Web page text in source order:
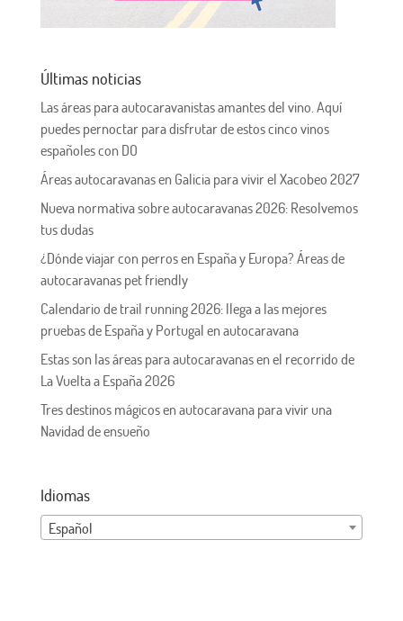
Últimas noticias
Las áreas para autocaravanistas amantes del vino. Aquí
puedes pernoctar para disfrutar de estos cinco vinos
españoles con DO
Áreas autocaravanas en Galicia para vivir el Xacobeo 2027
Nueva normativa sobre autocaravanas 2026: Resolvemos
tus dudas
¿Dónde viajar con perros en España y Europa? Áreas de
autocaravanas pet friendly
Calendario de trail running 2026: llega a las mejores
pruebas de España y Portugal en autocaravana
Estas son las áreas para autocaravanas en el recorrido de
La Vuelta a España 2026
Tres destinos mágicos en autocaravana para vivir una
Navidad de ensueño
Idiomas
Español